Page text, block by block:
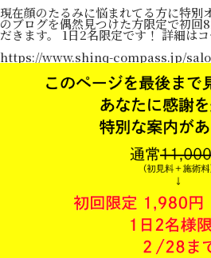
現在顔のたるみに悩まれてる方に特別
のブログを偶然見つけた方限定で初回
だきます。 1日2名限定です！ 詳細は
https://www.shinq-compass.jp/